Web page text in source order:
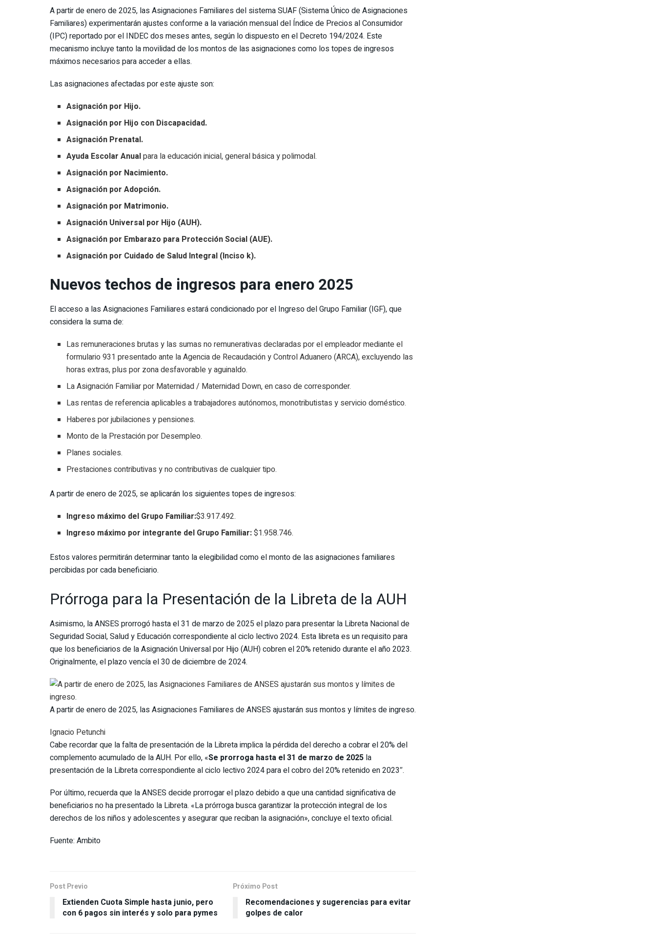
A partir de enero de 2025, las Asignaciones Familiares del sistema SUAF (Sistema Único de Asignaciones
Familiares) experimentarán ajustes conforme a la variación mensual del Índice de Precios al Consumidor
(IPC) reportado por el INDEC dos meses antes, según lo dispuesto en el Decreto 194/2024. Este
mecanismo incluye tanto la movilidad de los montos de las asignaciones como los topes de ingresos
máximos necesarios para acceder a ellas.
Las asignaciones afectadas por este ajuste son:
Asignación por Hijo.
Asignación por Hijo con Discapacidad.
Asignación Prenatal.
Ayuda Escolar Anualpara la educación inicial, general básica y polimodal.
Asignación por Nacimiento.
Asignación por Adopción.
Asignación por Matrimonio.
Asignación Universal por Hijo (AUH).
Asignación por Embarazo para Protección Social (AUE).
Asignación por Cuidado de Salud Integral (Inciso k).
Nuevos techos de ingresos para enero 2025
El acceso a las Asignaciones Familiares estará condicionado por el Ingreso del Grupo Familiar (IGF), que
considera la suma de:
Las remuneraciones brutas y las sumas no remunerativas declaradas por el empleador mediante el
formulario 931 presentado ante la Agencia de Recaudación y Control Aduanero (ARCA), excluyendo las
horas extras, plus por zona desfavorable y aguinaldo.
La Asignación Familiar por Maternidad / Maternidad Down, en caso de corresponder.
Las rentas de referencia aplicables a trabajadores autónomos, monotributistas y servicio doméstico.
Haberes por jubilaciones y pensiones.
Monto de la Prestación por Desempleo.
Planes sociales.
Prestaciones contributivas y no contributivas de cualquier tipo.
A partir de enero de 2025, se aplicarán los siguientes topes de ingresos:
Ingreso máximo del Grupo Familiar:$3.917.492.
Ingreso máximo por integrante del Grupo Familiar:$1.958.746.
Estos valores permitirán determinar tanto la elegibilidad como el monto de las asignaciones familiares
percibidas por cada beneficiario.
Prórroga para la Presentación de la Libreta de la AUH
Asimismo, la ANSES prorrogó hasta el 31 de marzo de 2025 el plazo para presentar la Libreta Nacional de
Seguridad Social, Salud y Educación correspondiente al ciclo lectivo 2024. Esta libreta es un requisito para
que los beneficiarios de la Asignación Universal por Hijo (AUH) cobren el 20% retenido durante el año 2023.
Originalmente, el plazo vencía el 30 de diciembre de 2024.
A partir de enero de 2025, las Asignaciones Familiares de ANSES ajustarán sus montos y límites de ingreso.
Ignacio Petunchi
Cabe recordar que la falta de presentación de la Libreta implica la pérdida del derecho a cobrar el 20% del
complemento acumulado de la AUH. Por ello, «Se prorroga hasta el 31 de marzo de 2025 la
presentación de la Libreta correspondiente al ciclo lectivo 2024 para el cobro del 20% retenido en 2023″.
Por último, recuerda que la ANSES decide prorrogar el plazo debido a que una cantidad significativa de
beneficiarios no ha presentado la Libreta. «La prórroga busca garantizar la protección integral de los
derechos de los niños y adolescentes y asegurar que reciban la asignación», concluye el texto oficial.
Fuente: Ambito
Post Previo
Extienden Cuota Simple hasta junio, pero
con 6 pagos sin interés y solo para pymes
Próximo Post
Recomendaciones y sugerencias para evitar
golpes de calor